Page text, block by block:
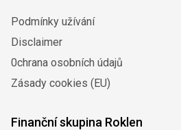
Podmínky užívání
Disclaimer
0chrana osobních údajů
Zásady cookies (EU)
Finanční skupina Roklen